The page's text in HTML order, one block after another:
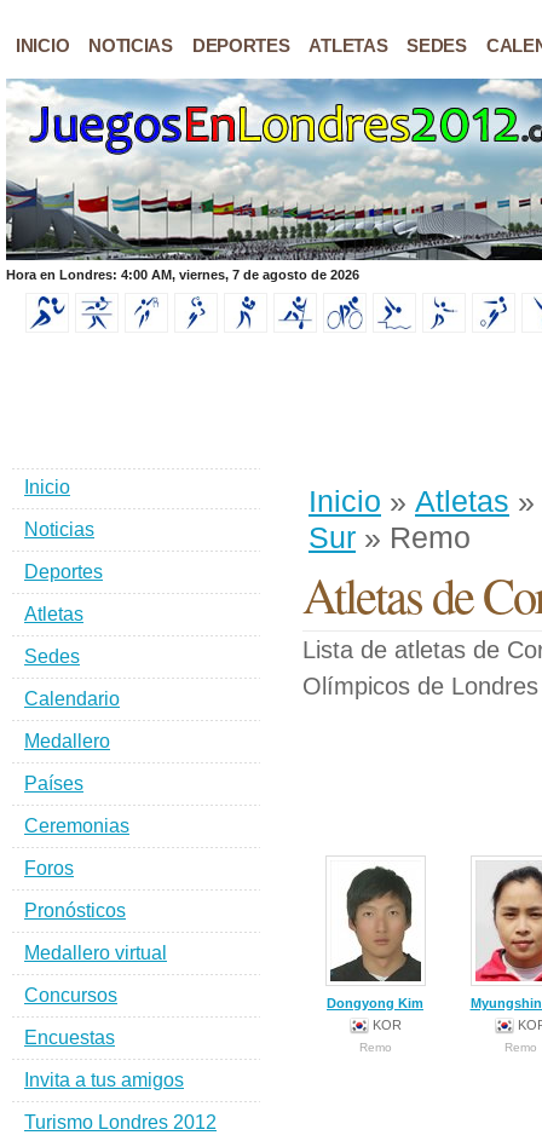
INICIO NOTICIAS DEPORTES ATLETAS SEDES
Hora en Londres: 4:00 AM, viernes, 7 de agosto de 2026
Inicio » Atletas »
Sur » Remo
Atletas de
Lista de atletas de
Olímpicos de
Dongyong Kim
KOR
Remo Remo
Inicio
Noticias
Deportes
Atletas
Sedes
Calendario
Medallero
Países
Ceremonias
Foros
Pronósticos
Medallero virtual
Concursos
Encuestas
Invita a tus amigos
Turismo Londres 2012